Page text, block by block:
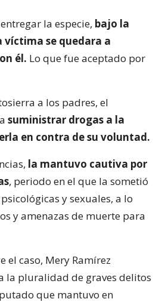
la especie, bajo la
víctima se quedara a
él. Lo que fue aceptado por
a los padres, el
suministrar drogas a la
en contra de su voluntad.
la mantuvo cautiva por
, periodo en el que la sometió
y sexuales, a lo
y amenazas de muerte para
el caso, Mery Ramírez
la pluralidad de graves delitos
que mantuvo en